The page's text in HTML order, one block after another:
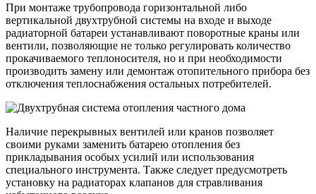
При монтаже трубопровода горизонтальной либо
вертикальной двухтрубной системы на входе и выходе
радиаторной батареи устанавливают поворотные краны или
вентили, позволяющие не только регулировать количество
прокачиваемого теплоносителя, но и при необходимости
производить замену или демонтаж отопительного прибора без
отключения теплоснабжения остальных потребителей.
Наличие перекрывных вентилей или кранов позволяет
своими руками заменить батарею отопления без
прикладывания особых усилий или использования
специального инструмента. Также следует предусмотреть
установку на радиаторах клапанов для стравливания